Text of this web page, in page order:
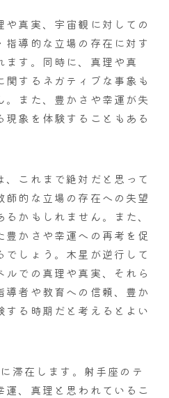
真実、宇宙観に対しての
指導的な立場の存在に対す
ます。同時に、真理や真
するネガティブな事象も
。また、豊かさや幸運が失
象を体験することもある
これまで絶対だと思って
師的な立場の存在への失望
かもしれません。また、
豊かさや幸運への再考を促
でしょう。木星が逆行して
での真理や真実、それら
導者や教育への信頼、豊か
する時期だと考えるとよい
滞在します。射手座のテ
運、真理と思われているこ